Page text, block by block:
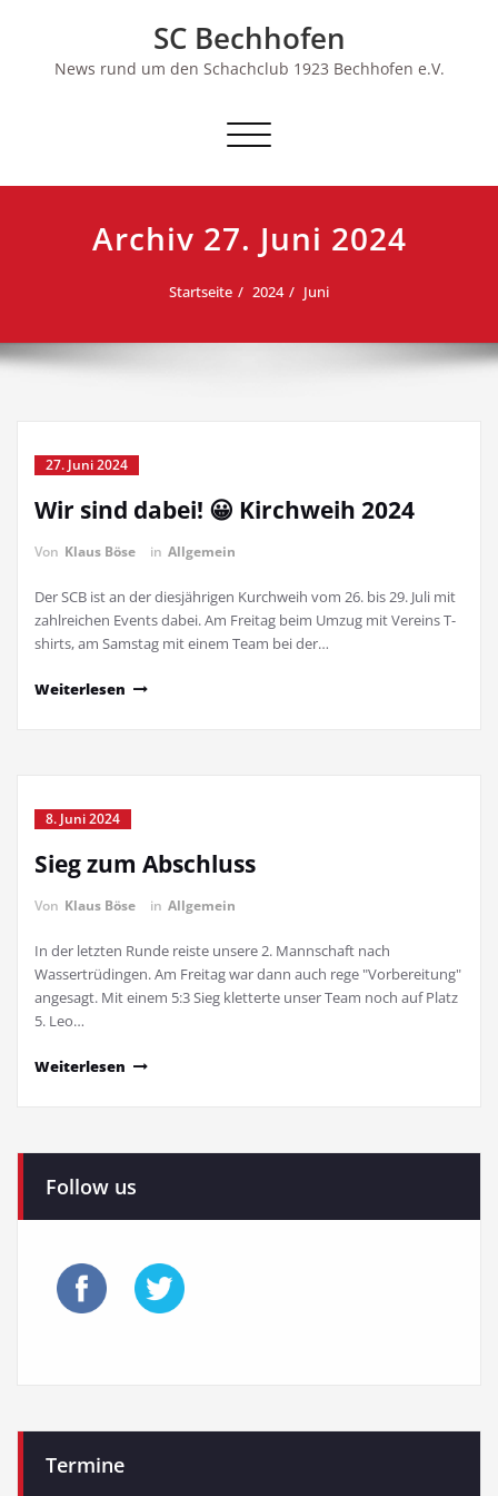
SC Bechhofen
News rund um den Schachclub 1923 Bechhofen e.V.
Schalte
Archiv 27. Juni 2024
Startseite 2024 Juni
27. Juni 2024
Wir sind dabei! 😀 Kirchweih 2024
Von Klaus Böse in Allgemein
Der SCB ist an der diesjährigen Kurchweih vom 26. bis 29. Juli mit
zahlreichen Events dabei. Am Freitag beim Umzug mit Vereins T-
shirts, am Samstag mit einem Team bei der…
Weiterlesen
8. Juni 2024
Sieg zum Abschluss
Von Klaus Böse in Allgemein
In der letzten Runde reiste unsere 2. Mannschaft nach
Wassertrüdingen. Am Freitag war dann auch rege "Vorbereitung"
angesagt. Mit einem 5:3 Sieg kletterte unser Team noch auf Platz
5. Leo…
Weiterlesen
Follow us
Termine